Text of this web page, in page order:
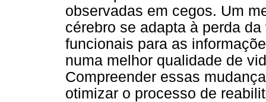
observadas em cegos. Um
cérebro se adapta à perda
funcionais para as
numa melhor qualidade de
Compreender essas
otimizar o processo de